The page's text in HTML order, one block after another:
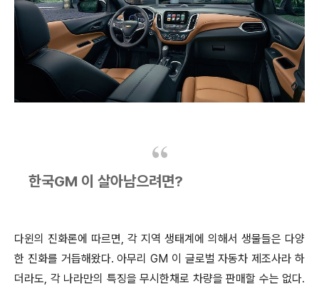
한국GM 이 살아남으려면?
다윈의 진화론에 따르면, 각 지역 생태계에 의해서 생물들은 다양
한 진화를 거듭해왔다. 아무리 GM 이 글로벌 자동차 제조사라 하
더라도, 각 나라만의 특징을 무시한채로 차량을 판매할 수는 없다.